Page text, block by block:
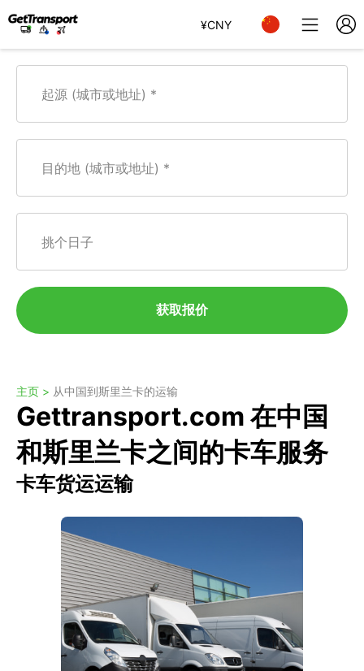
¥CNY
起源 (城市或地址)
目的地 (城市或地址)
挑个日子
获取报价
主页 > 从中国到斯里兰卡的运输
Gettransport.com 在中国
和斯里兰卡之间的卡车服务
卡车货运运输